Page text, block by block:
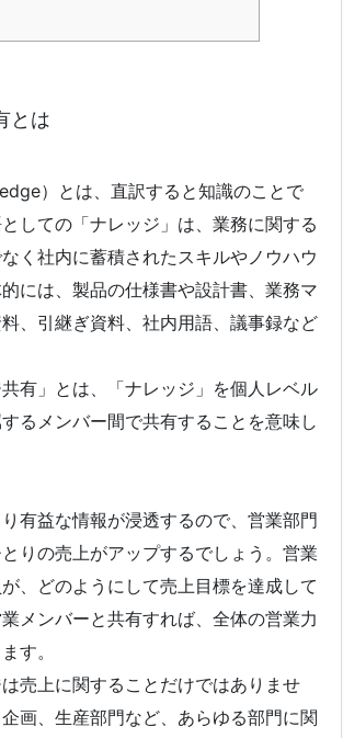
とは
）とは、直訳すると知識のことで
しての「ナレッジ」は、業務に関する
く社内に蓄積されたスキルやノウハウ
には、製品の仕様書や設計書、業務マ
、引継ぎ資料、社内用語、議事録など
有」とは、「ナレッジ」を個人レベル
るメンバー間で共有することを意味し
有益な情報が浸透するので、営業部門
りの売上がアップするでしょう。営業
、どのようにして売上目標を達成して
メンバーと共有すれば、全体の営業力
す。
売上に関することだけではありませ
画、生産部門など、あらゆる部門に関